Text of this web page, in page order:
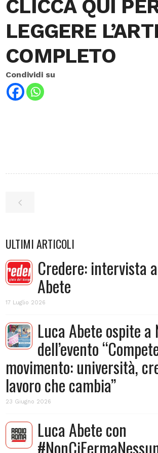
CLICCA QUI
LEGGERE
COMPLETO
Condividi su
ULTIMI ARTICOLI
Credere: intervista
Abete
17 Luglio 2026
Luca Abete ospite a
dell’evento
movimento: università,
lavoro che cambia”
23 Giugno 2026
Luca Abete con